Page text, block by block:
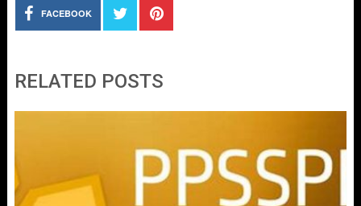
FACEBOOK
RELATED POSTS